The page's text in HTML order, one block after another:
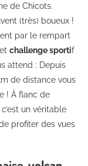
de Chicots.
(très) boueux !
par le rempart
et challenge sportif
attend : Depuis
de distance vous
! À flanc de
un véritable
profiter des vues